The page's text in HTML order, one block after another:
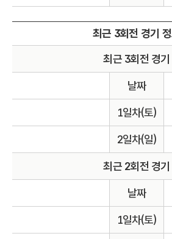
최근 3회전 경기
최근 3회전 경기
날짜
1일차(토)
2일차(일)
최근 2회전 경기
날짜
1일차(토)